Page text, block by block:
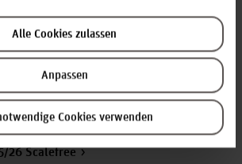
Alle Cookies zulassen
Anpassen
Cookies verwenden
24 Scalefree
KKH
25 Wertgarantie
26 Scalefree